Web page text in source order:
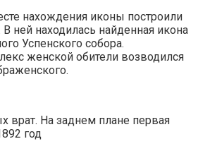
нахождения иконы построили
ней находилась найденная икона
Успенского собора.
женской обители возводился
врат. На заднем плане первая
год